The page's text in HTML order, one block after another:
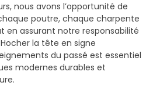
nous avons l’opportunité de
poutre, chaque charpente
en assurant notre responsabilité
la tête en signe
du passé est essentiel
modernes durables et